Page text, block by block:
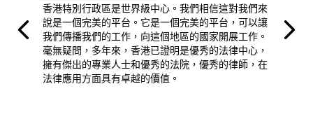
香港特別行政區是世界級中心。我們相信這對我們來
說是一個完美的平台。它是一個完美的平台，可以讓
我們傳播我們的工作，向這個地區的國家開展工作。
毫無疑問，多年來，香港已證明是優秀的法律中心，
擁有傑出的專業人士和優秀的法院，優秀的律師，在
法律應用方面具有卓越的價值。